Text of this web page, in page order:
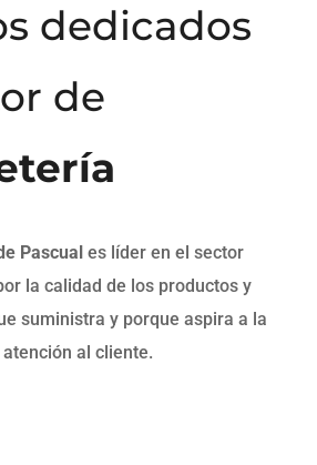
dedicados
de
Pascuales líder en el sector
la calidad de los productos y
suministra y porque aspira a la
al cliente.